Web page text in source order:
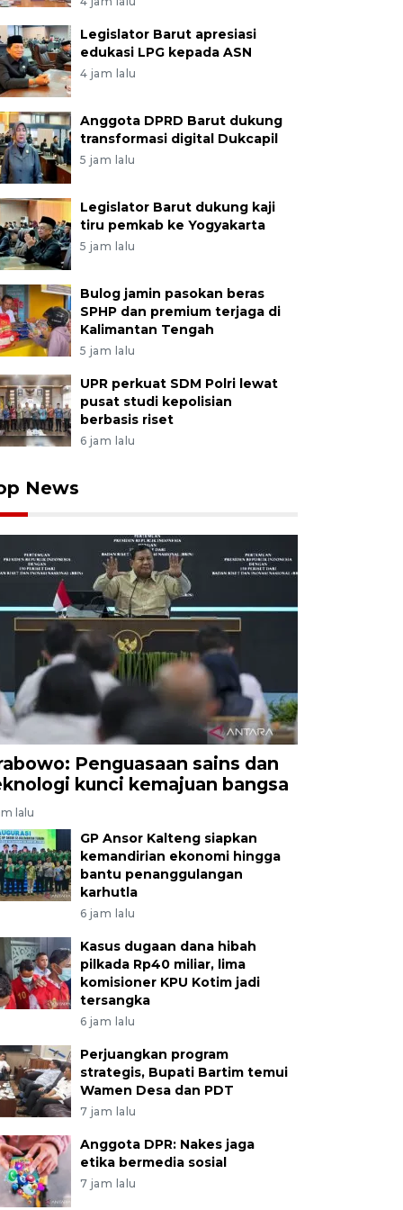
Legislator Barut apresiasi
edukasi LPG kepada ASN
4 jam lalu
Anggota DPRD Barut dukung
transformasi digital Dukcapil
5 jam lalu
Legislator Barut dukung kaji
tiru pemkab ke Yogyakarta
5 jam lalu
Bulog jamin pasokan beras
SPHP dan premium terjaga di
Kalimantan Tengah
5 jam lalu
UPR perkuat SDM Polri lewat
pusat studi kepolisian
berbasis riset
6 jam lalu
News
Penguasaan sains dan
kunci kemajuan bangsa
lalu
GP Ansor Kalteng siapkan
kemandirian ekonomi hingga
bantu penanggulangan
karhutla
6 jam lalu
Kasus dugaan dana hibah
pilkada Rp40 miliar, lima
komisioner KPU Kotim jadi
tersangka
6 jam lalu
Perjuangkan program
strategis, Bupati Bartim temui
Wamen Desa dan PDT
7 jam lalu
Anggota DPR: Nakes jaga
etika bermedia sosial
7 jam lalu